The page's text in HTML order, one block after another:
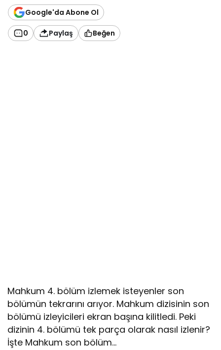
Google'da Abone Ol
0 Paylaş Beğen
Mahkum 4. bölüm izlemek isteyenler son
bölümün tekrarını arıyor. Mahkum dizisinin son
bölümü izleyicileri ekran başına kilitledi. Peki
dizinin 4. bölümü tek parça olarak nasıl izlenir?
İşte Mahkum son bölüm…